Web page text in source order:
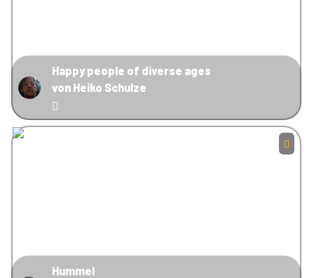
Happy people of diverse ages
von Heiko Schulze
Hummel